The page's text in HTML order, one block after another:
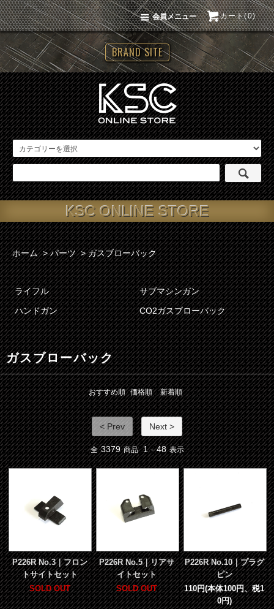
カート(0)
会員メニュー
BRAND SITE
KSC ONLINE STORE
ホーム >パーツ >ガスブローバック
ライフル
サブマシンガン
ハンドガン
CO2ガスブローバック
ガスブローバック
おすすめ順 価格順 新着順
< Prev Next >
全 3379 商品 1 - 48 表示
P226R No.3｜フロン
トサイトセット
SOLD OUT
P226R No.5｜リアサ
イトセット
SOLD OUT
P226R No.10｜プラグ
ピン
110円(本体100円、税1
0円)